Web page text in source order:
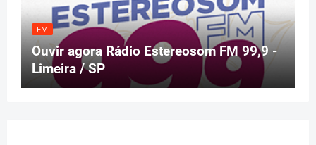
FM
Ouvir agora Rádio Estereosom FM 99,9 -
Limeira / SP